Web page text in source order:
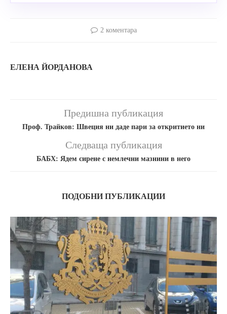
2 коментара
ЕЛЕНА ЙОРДАНОВА
Предишна публикация
Проф. Трайков: Швеция ни даде пари за откритието ни
Следваща публикация
БАБХ: Ядем сирене с немлечни мазнини в него
ПОДОБНИ ПУБЛИКАЦИИ